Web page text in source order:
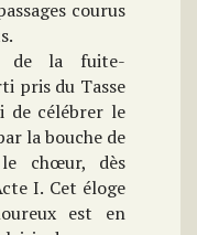
courus
de la fuite-
pris du Tasse
de célébrer le
la bouche de
le chœur, dès
I. Cet éloge
est en